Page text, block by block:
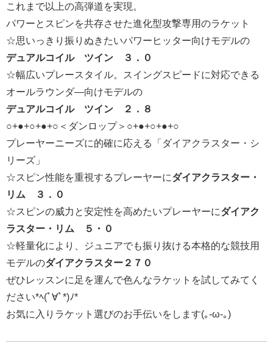
これまで以上の高弾道を実現。
パワーとスピンを共存させた進化型攻撃専用のラケット
☆思いっきり振りぬきたいパワーヒッター向けモデルの
デュアルコイル ツイン ３．０
☆幅広いプレースタイル。スイングスピードに対応できる
オールラウンダ―向けモデルの
デュアルコイル ツイン ２．８
○+●+○+●+○＜ダンロップ＞○+●+○+●+○
プレーヤーニーズに的確に応える「ダイアクラスター・シ
リーズ」
☆スピン性能を重視するプレーヤーにダイアクラスター・
リム ３．０
☆スピンの威力と安定性を高めたいプレーヤーにダイアク
ラスター・リム ５・０
☆軽量化により、ジュニアでも振り抜ける本格的な競技用
モデルのダイアクラスター２７０
ぜひレッスンに足を運んで色んなラケットを試してみてく
ださい*ﾍ(ﾟ∀ﾟ*)ﾉ*
お気に入りラケット選びのお手伝いをします(｡-ω-｡)